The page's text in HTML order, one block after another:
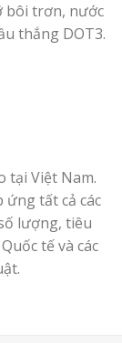
bôi trơn, nước
thắng DOT3.
tại Việt Nam.
ứng tất cả các
lượng, tiêu
tế và các